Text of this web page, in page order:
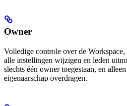
Owner
Volledige controle over de
alle instellingen wijzigen en leden
slechts één owner toegestaan, en
eigenaarschap overdragen.